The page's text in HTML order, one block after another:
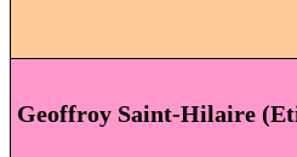
Geoffroy Saint-Hilaire